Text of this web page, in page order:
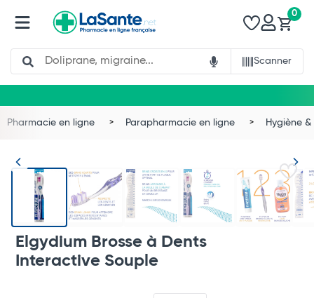
Search
Scanner
0
Pharmacie en ligne Parapharmacie en ligne Hygiène
Elgydium Brosse à Dents
Interactive Souple